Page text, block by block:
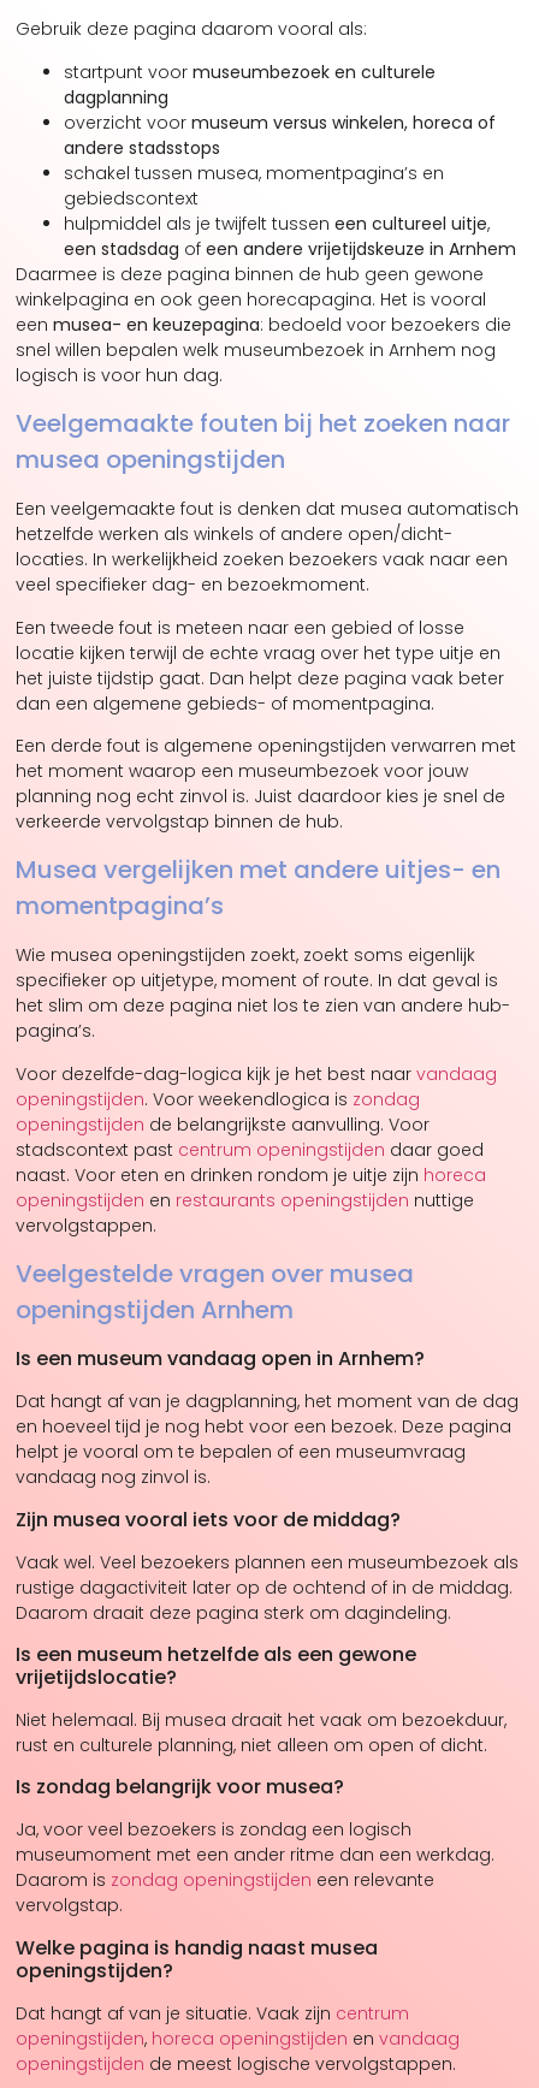
Gebruik deze pagina daarom vooral als:
startpunt voormuseumbezoek en culturele
dagplanning
overzicht voormuseum versus winkelen, horeca of
andere stadsstops
schakel tussen musea, momentpagina’s en
gebiedscontext
hulpmiddel als je twijfelt tusseneen cultureel uitje,
een stadsdag ofeen andere vrijetijdskeuze in Arnhem
Daarmee is deze pagina binnen de hub geen gewone
winkelpagina en ook geen horecapagina. Het is vooral
eenmusea- en keuzepagina: bedoeld voor bezoekers die
snel willen bepalen welk museumbezoek in Arnhem nog
logisch is voor hun dag.
Veelgemaakte fouten bij het zoeken naar
musea openingstijden
Een veelgemaakte fout is denken dat musea automatisch
hetzelfde werken als winkels of andere open/dicht-
locaties. In werkelijkheid zoeken bezoekers vaak naar een
veel specifieker dag- en bezoekmoment.
Een tweede fout is meteen naar een gebied of losse
locatie kijken terwijl de echte vraag over het type uitje en
het juiste tijdstip gaat. Dan helpt deze pagina vaak beter
dan een algemene gebieds- of momentpagina.
Een derde fout is algemene openingstijden verwarren met
het moment waarop een museumbezoek voor jouw
planning nog echt zinvol is. Juist daardoor kies je snel de
verkeerde vervolgstap binnen de hub.
Musea vergelijken met andere uitjes- en
momentpagina’s
Wie musea openingstijden zoekt, zoekt soms eigenlijk
specifieker op uitjetype, moment of route. In dat geval is
het slim om deze pagina niet los te zien van andere hub-
pagina’s.
Voor dezelfde-dag-logica kijk je het best naarvandaag
openingstijden. Voor weekendlogica is zondag
openingstijden de belangrijkste aanvulling. Voor
stadscontext past centrum openingstijden daar goed
naast. Voor eten en drinken rondom je uitje zijn horeca
openingstijden en restaurants openingstijden nuttige
vervolgstappen.
Veelgestelde vragen over musea
openingstijden Arnhem
Is een museum vandaag open in Arnhem?
Dat hangt af van je dagplanning, het moment van de dag
en hoeveel tijd je nog hebt voor een bezoek. Deze pagina
helpt je vooral om te bepalen of een museumvraag
vandaag nog zinvol is.
Zijn musea vooral iets voor de middag?
Vaak wel. Veel bezoekers plannen een museumbezoek als
rustige dagactiviteit later op de ochtend of in de middag.
Daarom draait deze pagina sterk om dagindeling.
Is een museum hetzelfde als een gewone
vrijetijdslocatie?
Niet helemaal. Bij musea draait het vaak om bezoekduur,
rust en culturele planning, niet alleen om open of dicht.
Is zondag belangrijk voor musea?
Ja, voor veel bezoekers is zondag een logisch
museumoment met een ander ritme dan een werkdag.
Daarom is zondag openingstijden een relevante
vervolgstap.
Welke pagina is handig naast musea
openingstijden?
Dat hangt af van je situatie. Vaak zijn centrum
openingstijden, horeca openingstijden envandaag
openingstijden de meest logische vervolgstappen.